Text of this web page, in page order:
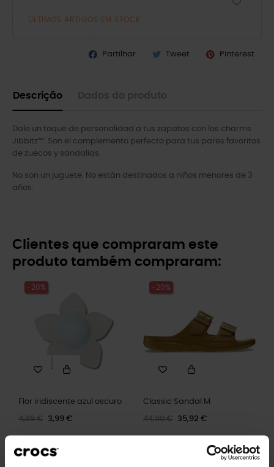
ÚLTIMOS ARTIGOS EM STOCK
Partilhar Tweet Pinterest
Descrição
Dale un toque de personalidad a tus zapatos con los charms
Jibbitz™. Son el complemento perfecto para tus pares favoritos
de zuecos y sandalias.
No son un juguete. No están destinados a niños menores de 3
años.
Clientes que compraram este
produto também compraram:
-20%
Flor iridiscente azul oscuro
4,99 € 3,99 €
-20%
Classic Sandal M
44,90 € 35,92 €